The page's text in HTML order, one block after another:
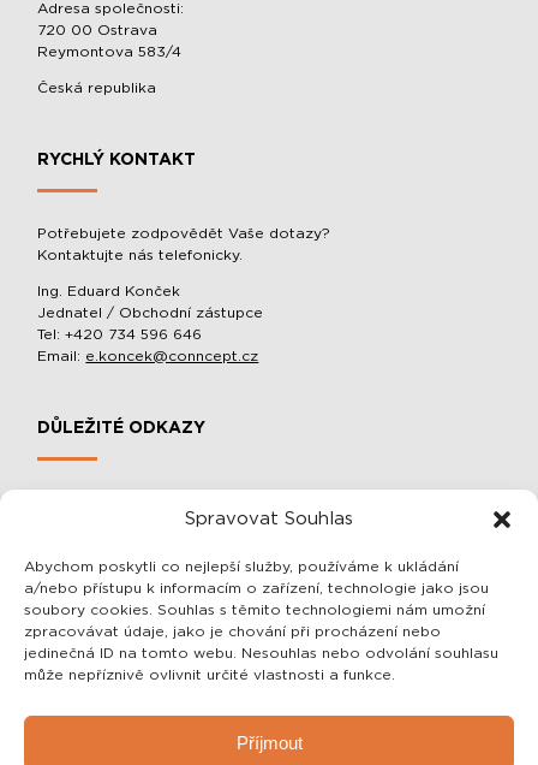
Spravovat Souhlas
Abychom poskytli co nejlepší služby, používáme k ukládání
a/nebo přístupu k informacím o zařízení, technologie jako jsou
soubory cookies. Souhlas s těmito technologiemi nám umožní
zpracovávat údaje, jako je chování při procházení nebo
jedinečná ID na tomto webu. Nesouhlas nebo odvolání souhlasu
může nepříznivě ovlivnit určité vlastnosti a funkce.
Příjmout
Adresa společnosti:
720 00 Ostrava
Reymontova 583/4
Česká republika
RYCHLÝ KONTAKT
Potřebujete zodpovědět Vaše dotazy?
Kontaktujte nás telefonicky.
Ing. Eduard Konček
Jednatel / Obchodní zástupce
Tel: +420 734 596 646
Email: e.koncek@conncept.cz
DŮLEŽITÉ ODKAZY
OCHRANA OSOBNÍCH ÚDAJŮ
OBCHODNÍ PODMÍNKY
SDĚLENÍ PRO VÁS
rádi sdělíme telefonicky nebo emailem!